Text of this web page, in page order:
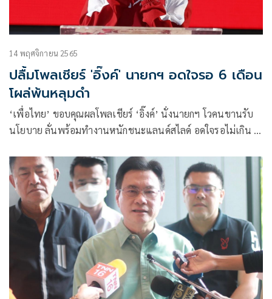
14 พฤศจิกายน 2565
ปลื้มโพลเชียร์ 'อิ๊งค์' นายกฯ อดใจรอ 6 เดือน
โผล่พ้นหลุมดำ
‘เพื่อไทย’ ขอบคุณผลโพลเชียร์ ‘อิ๊งค์’ นั่งนายกฯ โวคนขานรับ
นโยบาย ลั่นพร้อมทำงานหนักชนะแลนด์สไลด์ อดใจรอไม่เกิน 6